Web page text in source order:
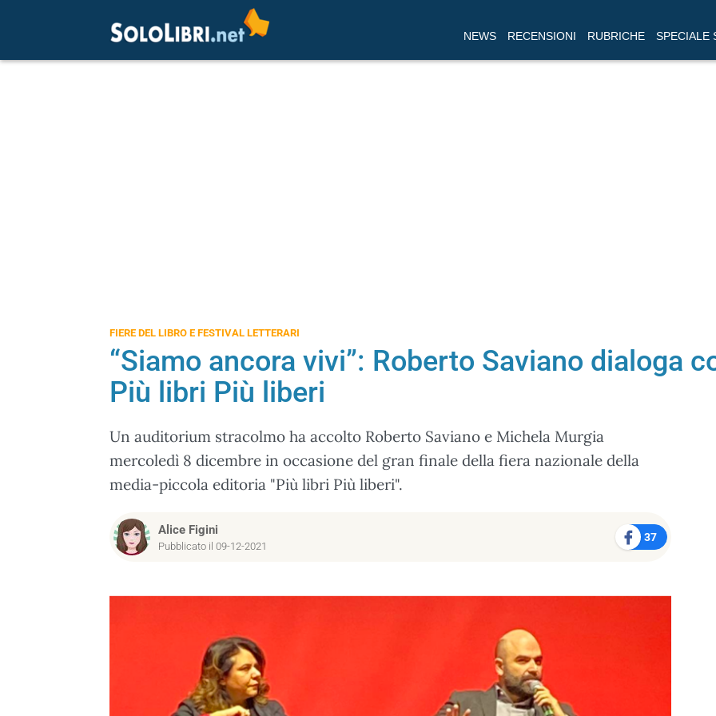
NEWS RECENSIONI RUBRICHE SPECIALE
FIERE DEL LIBRO E FESTIVAL LETTERARI
“Siamo ancora vivi”: Roberto Saviano dialoga
Più libri Più liberi
Un auditorium stracolmo ha accolto Roberto Saviano e Michela Murgia
mercoledì 8 dicembre in occasione del gran finale della fiera nazionale della
media-piccola editoria "Più libri Più liberi".
Alice Figini
Pubblicato il 09-12-2021
37